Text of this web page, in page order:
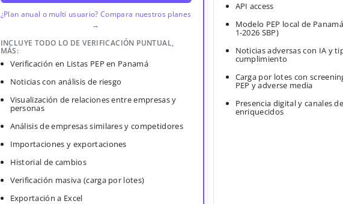
¿Plan anual o multi usuario? Compara nuestros planes
→
INCLUYE TODO LO DE VERIFICACIÓN PUNTUAL,
MÁS:
Verificación en Listas PEP en Panamá
Noticias con análisis de riesgo
Visualización de relaciones entre empresas y
personas
Análisis de empresas similares y competidores
Importaciones y exportaciones
Historial de cambios
Verificación masiva (carga por lotes)
Exportación a Excel
API access
Modelo PEP local de
1-2026 SBP)
Noticias adversas con IA y
cumplimiento
Carga por lotes con
PEP y adverse media
Presencia digital y canales
enriquecidos